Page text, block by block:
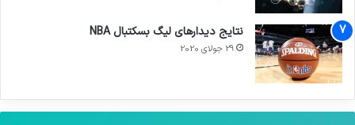
نتایج دیدار‌های لیگ بسکتبال NBA
29 جولای 2020